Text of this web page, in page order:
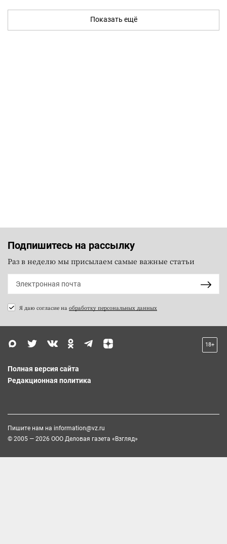
Показать ещё
Подпишитесь на рассылку
Раз в неделю мы присылаем самые важные статьи
Я даю согласие на обработку персональных данных
18+
Полная версия сайта
Редакционная политика
Пишите нам на information@vz.ru
© 2005 — 2026 ООО Деловая газета «Взгляд»